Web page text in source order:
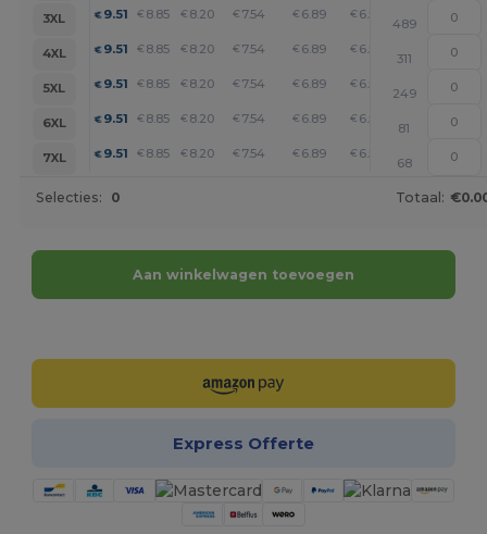
3XL
€9.51 € 8.85 € 8.20 € 7.54 € 6.89 € 6.56 +
489
4XL
€9.51 € 8.85 € 8.20 € 7.54 € 6.89 € 6.56 +
311
5XL
€9.51 € 8.85 € 8.20 € 7.54 € 6.89 € 6.56 +
249
6XL
€9.51 € 8.85 € 8.20 € 7.54 € 6.89 € 6.56 +
81
7XL
€9.51 € 8.85 € 8.20 € 7.54 € 6.89 € 6.56 +
68
Selecties: 0 Totaal:
Aan winkelwagen toevoegen
Express Offerte